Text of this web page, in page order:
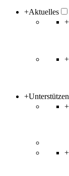
+Aktuelles
+
+
+Unterstützen
+
+